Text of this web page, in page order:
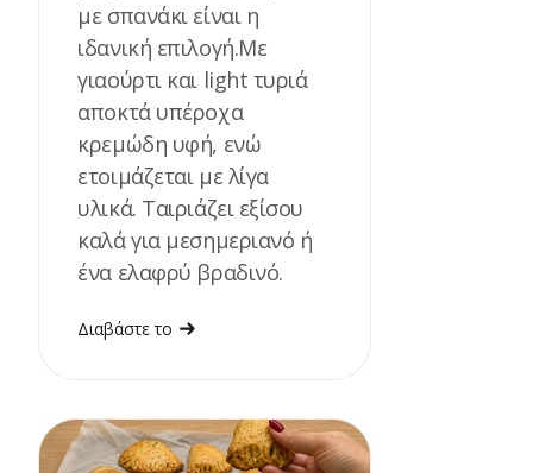
με σπανάκι είναι η
ιδανική επιλογή.Με
γιαούρτι και light τυριά
αποκτά υπέροχα
κρεμώδη υφή, ενώ
ετοιμάζεται με λίγα
υλικά. Ταιριάζει εξίσου
καλά για μεσημεριανό ή
ένα ελαφρύ βραδινό.
Διαβάστε το